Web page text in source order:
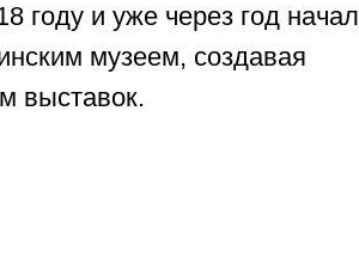
году и уже через год начал
музеем, создавая
выставок.